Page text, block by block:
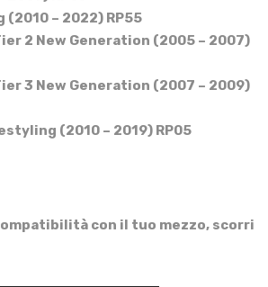
(2010 – 2022) RP55
2 New Generation (2005 – 2007)
3 New Generation (2007 – 2009)
(2010 – 2019) RP05
con il tuo mezzo, scorri